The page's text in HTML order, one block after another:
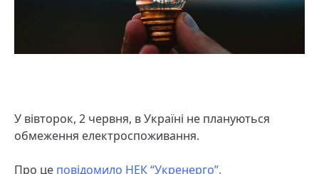
У вівторок, 2 червня, в Україні не плануються
обмеження електроспоживання.
Про це повідомило НЕК “Укренерго”.